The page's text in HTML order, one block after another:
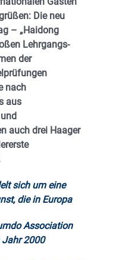
Die neu
– „Haidong
Lehrgangs-
der
nach
aus
auch drei Haager
sich um eine
die in Europa
Association
Jahr 2000